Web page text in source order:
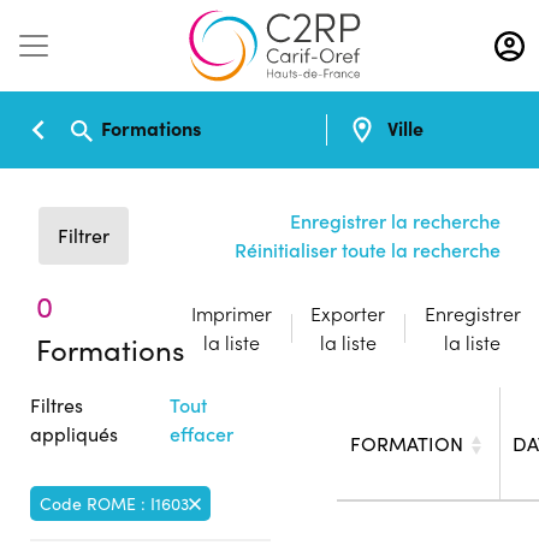
Aller
au
contenu
Formations Ville
Filtrer
Enregistrer la recherche
Réinitialiser toute la recherche
0
Formations
Imprimer
la liste
Exporter
la liste
Enregistrer
la liste
Filtres
appliqués
Tout
effacer
Code ROME : I1603
FORMATION